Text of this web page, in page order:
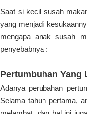
Saat si kecil susah
yang menjadi
mengapa anak susah
penyebabnya :
Pertumbuhan Yang
Adanya perubahan
Selama tahun pertama,